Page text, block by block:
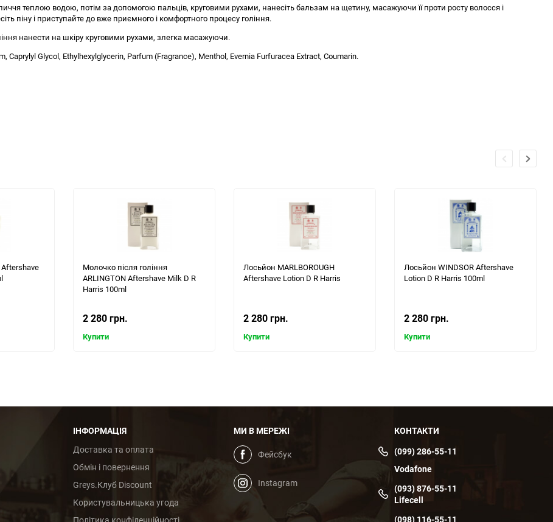
теплою водою, потім за допомогою пальців, круговими рухами, нанесіть бальзам на щетину, масажуючи її проти росту волосся і
піну і приступайте до вже приємного і комфортного процесу гоління.
нанести на шкіру круговими рухами, злегка масажуючи.
Caprylyl Glycol, Ethylhexylglycerin, Parfum (Fragrance), Menthol, Evernia Furfuracea Extract, Coumarin.
Молочко після гоління
ARLINGTON Aftershave Milk D R
Harris 100ml
2 280 грн.
Купити
Лосьйон MARLBOROUGH
Aftershave Lotion D R Harris
2 280 грн.
Купити
Лосьйон WINDSOR Aftershave
Lotion D R Harris 100ml
2 280 грн.
Купити
ІНФОРМАЦІЯ
Доставка та оплата
Обмін і повернення
Greys.Клуб Discount
Користувальницька угода
МИ В МЕРЕЖІ
Фейсбук
Instagram
КОНТАКТИ
(099) 286-55-11
Vodafone
(093) 876-55-11
Lifecell
(098) 116-55-11